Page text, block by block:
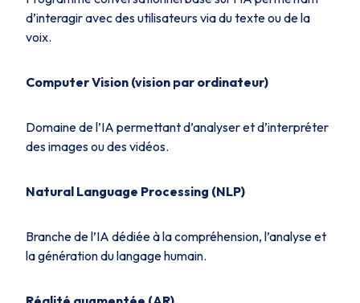
d’interagir avec des utilisateurs via du texte ou de la
voix.
Computer Vision (vision par ordinateur)
Domaine de l’IA permettant d’analyser et d’interpréter
des images ou des vidéos.
Natural Language Processing (NLP)
Branche de l’IA dédiée à la compréhension, l’analyse et
la génération du langage humain.